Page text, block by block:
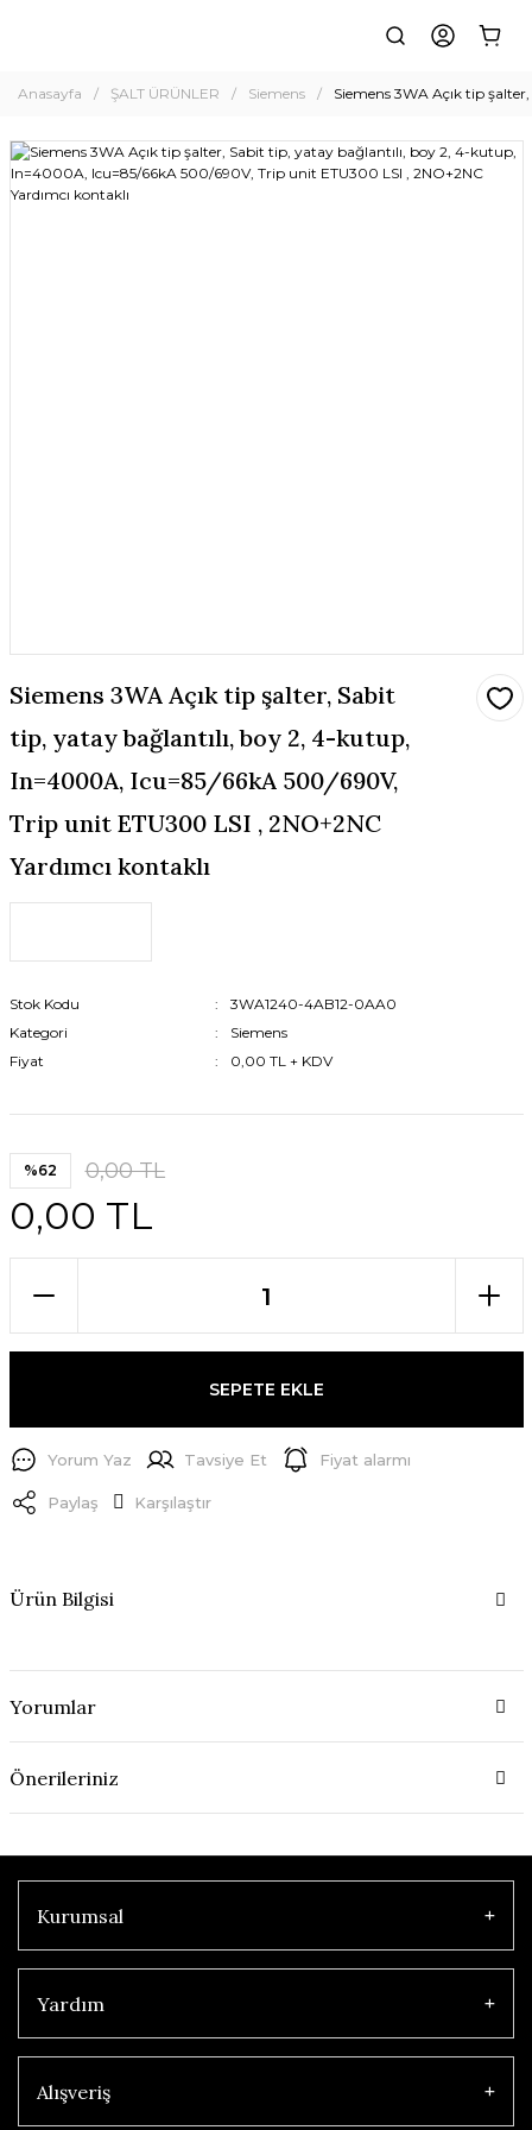
Anasayfa ŞALT ÜRÜNLER Siemens Siemens 3WA Açık tip
Siemens 3WA Açık tip şalter, Sabit
tip, yatay bağlantılı, boy 2, 4-kutup,
In=4000A, Icu=85/66kA 500/690V,
Trip unit ETU300 LSI , 2NO+2NC
Yardımcı kontaklı
Stok Kodu
3WA1240-4AB12-0AA0
Kategori
Siemens
Fiyat
0,00 TL + KDV
%62 0,00 TL
0,00 TL
SEPETE EKLE
Yorum Yaz Tavsiye Et Fiyat alarmı
Paylaş Karşılaştır
Ürün Bilgisi
Yorumlar
Önerileriniz
Kurumsal
Yardım
Alışveriş